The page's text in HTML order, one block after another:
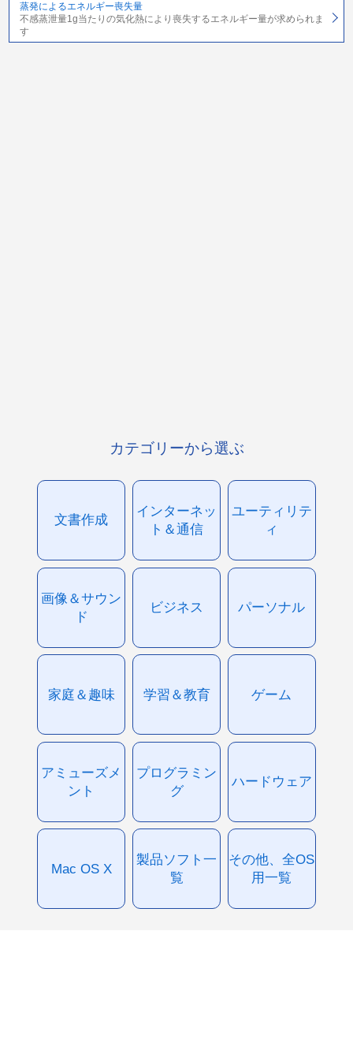
蒸発によるエネルギー喪失量
不感蒸泄量1g当たりの気化熱により喪失するエネルギー量が求められま
す
カテゴリーから選ぶ
文書作成
インターネッ
ト＆通信
ユーティリテ
ィ
画像＆サウン
ド
ビジネス パーソナル
家庭＆趣味 学習＆教育 ゲーム
アミューズメ
ント
プログラミン
グ
ハードウェア
Mac OS X
製品ソフト一
覧
その他、全OS
用一覧